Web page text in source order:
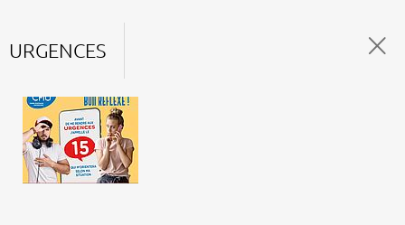
URGENCES